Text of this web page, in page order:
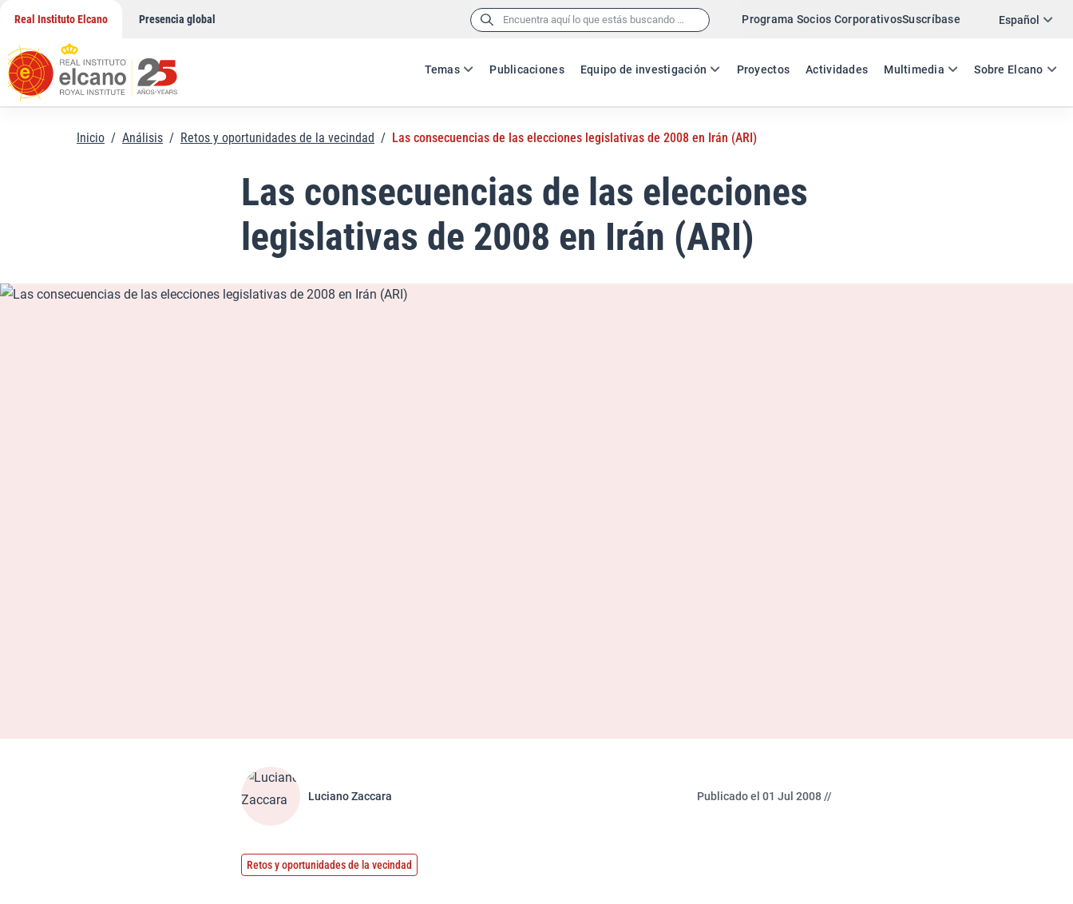
contenido
Real Instituto Elcano Presencia global Buscar: Programa Socios CorporativosSuscríbase Español
ES EN
Temas Publicaciones Equipo de investigación Proyectos Actividades Multimedia Sobre Elcano
Twitter
Inicio / Análisis / Retos y oportunidades de la vecindad / Las consecuencias de las elecciones legislativas de 2008 en Irán (ARI)
Las consecuencias de las elecciones
legislativas de 2008 en Irán (ARI)
Luciano Zaccara Publicado el 01 Jul 2008 //
Retos y oportunidades de la vecindad